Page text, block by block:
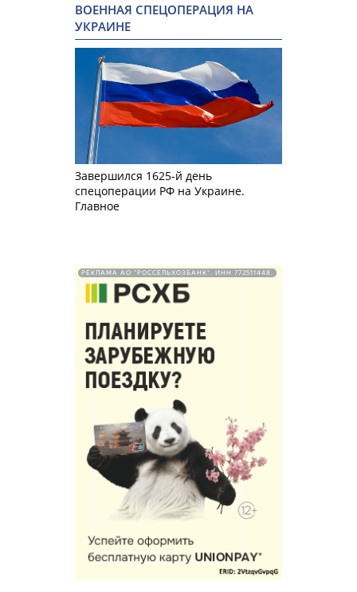
ВОЕННАЯ СПЕЦОПЕРАЦИЯ НА
УКРАИНЕ
Завершился 1625-й день
спецоперации РФ на Украине.
Главное
РЕКЛАМА АО "РОССЕЛЬХОЗБАНК". ИНН 772511448.